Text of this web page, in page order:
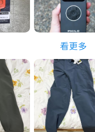
看更多